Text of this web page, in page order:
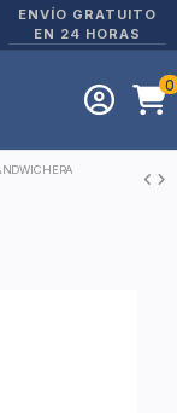
ENVÍO GRATUITO
EN 24 HORAS
0